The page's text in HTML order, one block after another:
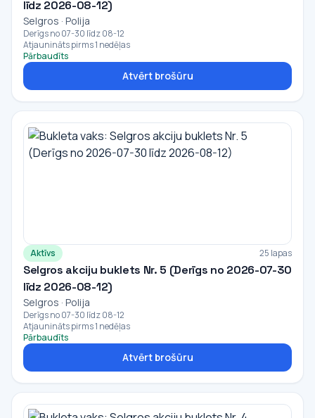
līdz 2026-08-12)
Selgros · Polija
Derīgs no 07-30 līdz 08-12
Atjaunināts pirms 1 nedēļas
Pārbaudīts
Atvērt brošūru
Aktīvs 25 lapas
Selgros akciju buklets Nr. 5 (Derīgs no 2026-07-30
līdz 2026-08-12)
Selgros · Polija
Derīgs no 07-30 līdz 08-12
Atjaunināts pirms 1 nedēļas
Pārbaudīts
Atvērt brošūru